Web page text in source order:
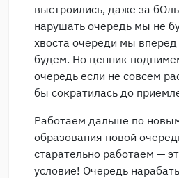
выстроились, даже за
нарушать очередь мы не
хвоста очереди мы вперед
будем. Но ценник
очередь если не совсем
бы сократилась до
Работаем дальше по
образования новой
старательно работаем —
условие! Очередь